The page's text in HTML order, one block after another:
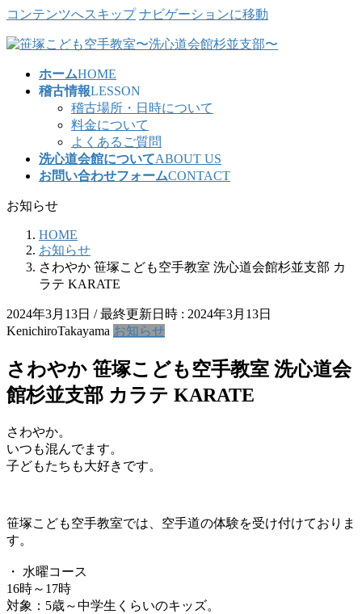
コンテンツへスキップ ナビゲーションに移動
ホームHOME
稽古情報LESSON
稽古場所・日時について
料金について
よくあるご質問
洗心道会館についてABOUT US
お問い合わせフォームCONTACT
お知らせ
HOME
お知らせ
さわやか 笹塚こども空手教室 洗心道会館杉並支部 カ
ラテ KARATE
2024年3月13日 / 最終更新日時 : 2024年3月13日
KenichiroTakayama お知らせ
さわやか 笹塚こども空手教室 洗心道会
館杉並支部 カラテ KARATE
さわやか。
いつも混んでます。
子どもたちも大好きです。
笹塚こども空手教室では、空手道の体験を受け付けておりま
す。
・ 水曜コース
16時～17時
対象：5歳～中学生くらいのキッズ。